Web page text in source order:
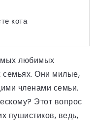
кота
любимых
Они милые,
членами семьи.
Этот вопрос
пушистиков, ведь,